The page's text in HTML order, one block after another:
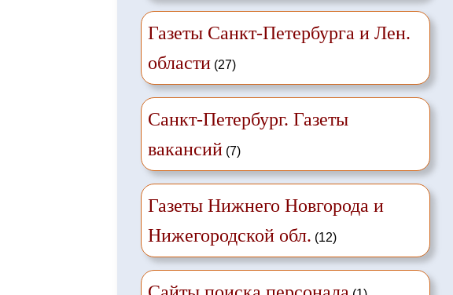
Газеты Санкт-Петербурга и Лен.
области(27)
Санкт-Петербург. Газеты
вакансий(7)
Газеты Нижнего Новгорода и
Нижегородской обл. (12)